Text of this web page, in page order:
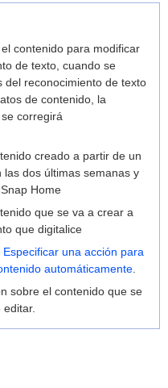
contenido para modificar
de texto, cuando se
del reconocimiento de texto
de contenido, la
corregirá
creado a partir de un
dos últimas semanas y
Home
que se va a crear a
que digitalice
Especificar una acción para
automáticamente
sobre el contenido que se